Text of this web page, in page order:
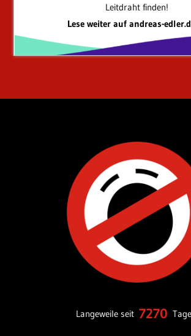
Leitdraht finden!
Lese weiter auf andreas-
Langeweile seit 7270